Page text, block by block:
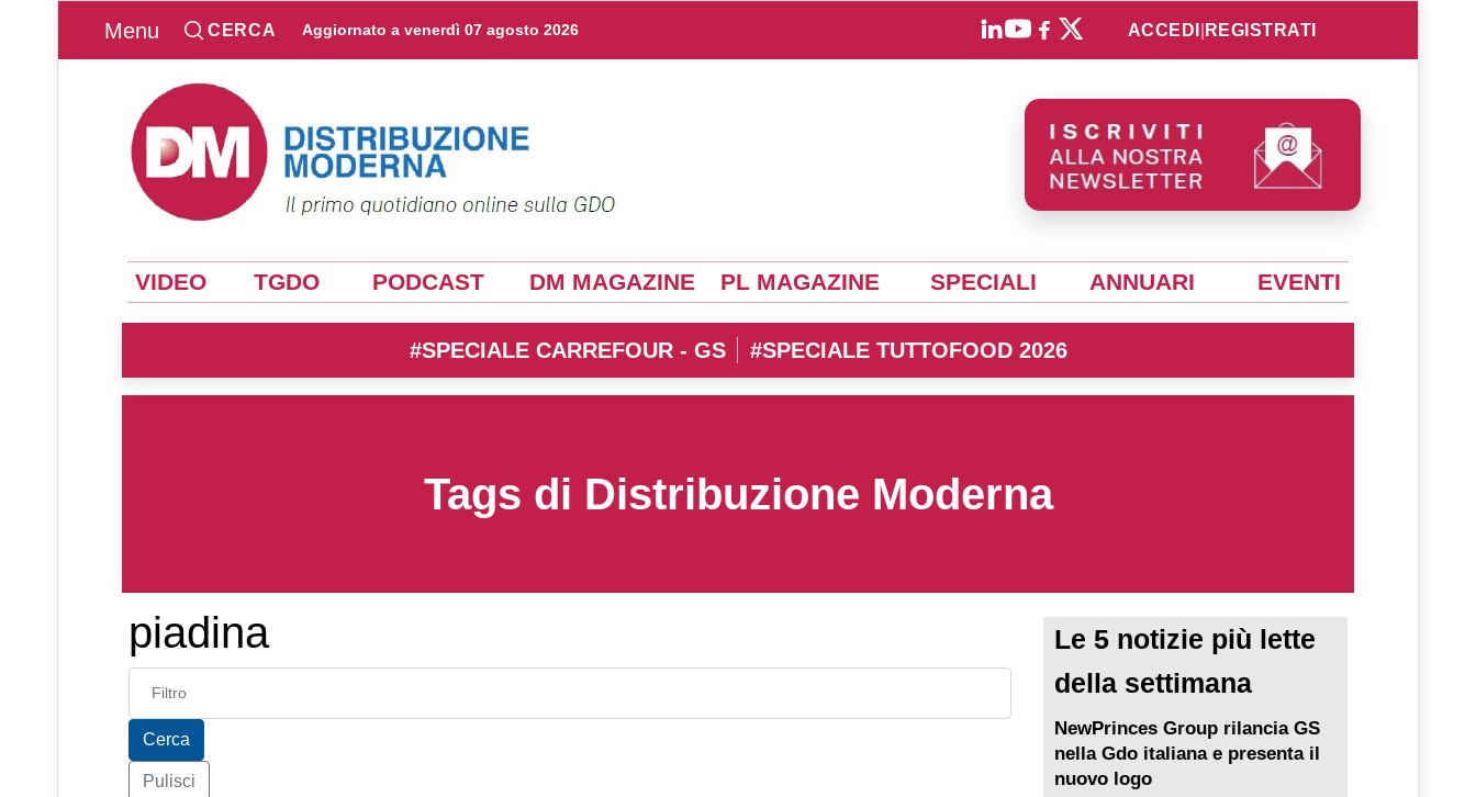
Menu CERCA Aggiornato a venerdì 07 agosto 2026 ACCEDI REGISTRATI
VIDEO TGDO PODCAST DM MAGAZINE PL MAGAZINE SPECIALI ANNUARI EVENTI
#SPECIALE CARREFOUR - GS #SPECIALE TUTTOFOOD 2026
Tags di Distribuzione Moderna
piadina
Inserisci parte del titolo
Cerca
Pulisci
Le 5 notizie più lette
della settimana
NewPrinces Group rilancia GS
nella Gdo italiana e presenta il
nuovo logo